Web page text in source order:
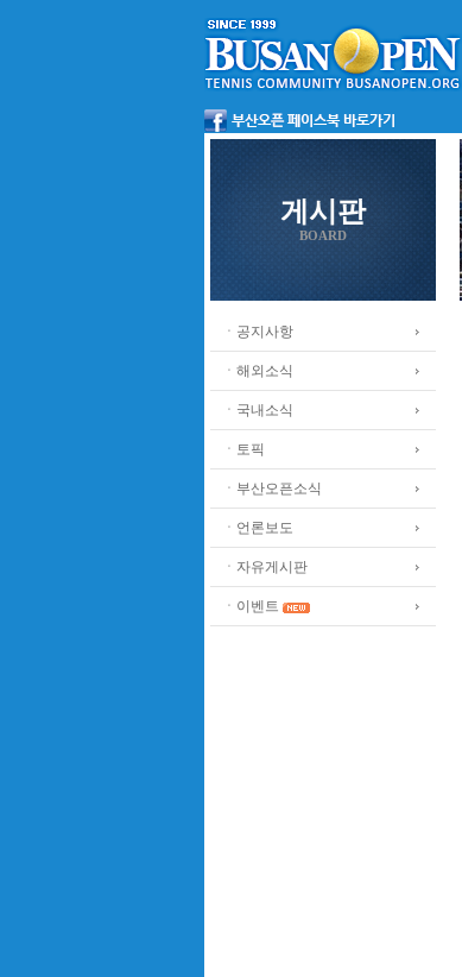
게시판
BOARD
ㆍ공지사항
ㆍ해외소식
ㆍ국내소식
ㆍ토픽
ㆍ부산오픈소식
ㆍ언론보도
ㆍ자유게시판
ㆍ이벤트